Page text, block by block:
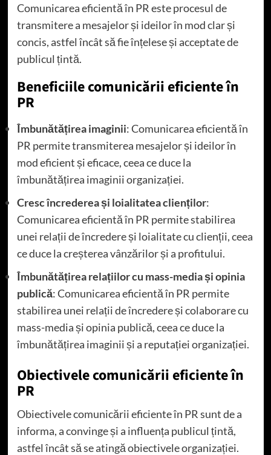
Comunicarea eficientă în PR este procesul de
transmitere a mesajelor și ideilor în mod clar și
concis, astfel încât să fie înțelese și acceptate de
publicul țintă.
Beneficiile comunicării eficiente în
PR
Îmbunătățirea imaginii: Comunicarea eficientă în
PR permite transmiterea mesajelor și ideilor în
mod eficient și eficace, ceea ce duce la
îmbunătățirea imaginii organizației.
Cresc încrederea și loialitatea clienților:
Comunicarea eficientă în PR permite stabilirea
unei relații de încredere și loialitate cu clienții, ceea
ce duce la creșterea vânzărilor și a profitului.
Îmbunătățirea relațiilor cu mass-media și opinia
publică: Comunicarea eficientă în PR permite
stabilirea unei relații de încredere și colaborare cu
mass-media și opinia publică, ceea ce duce la
îmbunătățirea imaginii și a reputației organizației.
Obiectivele comunicării eficiente în
PR
Obiectivele comunicării eficiente în PR sunt de a
informa, a convinge și a influența publicul țintă,
astfel încât să se atingă obiectivele organizației.